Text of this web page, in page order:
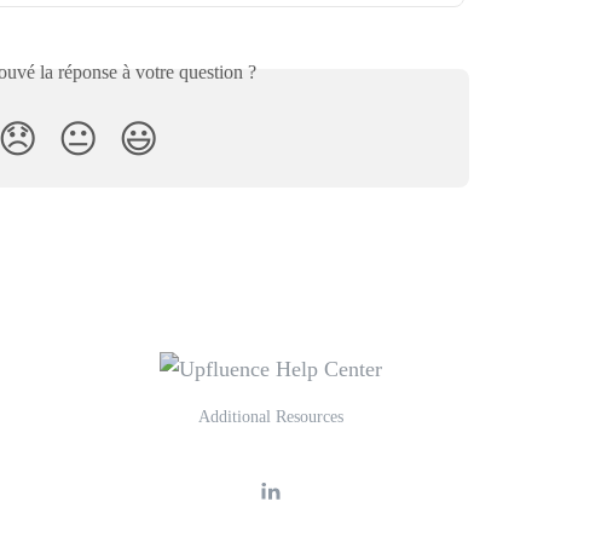
la réponse à votre question ?
😞 😐 😃
Additional Resources